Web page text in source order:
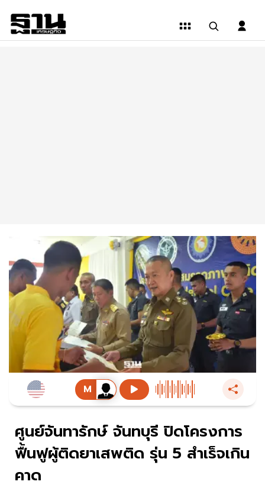
ศูนย์จันทารักษ์ จันทบุรี ปิดโครงการ
ฟื้นฟูผู้ติดยาเสพติด รุ่น 5 สำเร็จเกิน
คาด